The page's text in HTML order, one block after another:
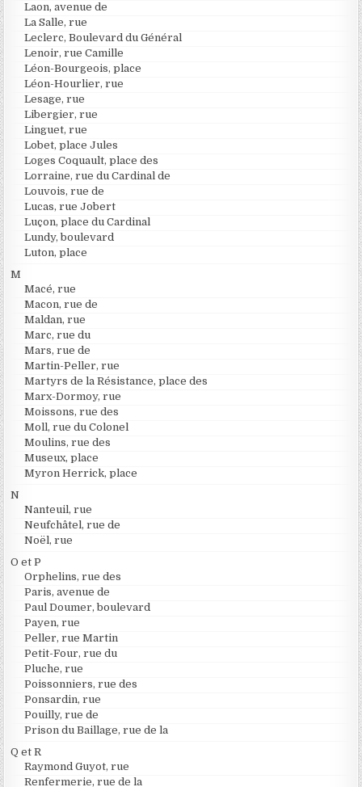
Laon, avenue de
La Salle, rue
Leclerc, Boulevard du Général
Lenoir, rue Camille
Léon-Bourgeois, place
Léon-Hourlier, rue
Lesage, rue
Libergier, rue
Linguet, rue
Lobet, place Jules
Loges Coquault, place des
Lorraine, rue du Cardinal de
Louvois, rue de
Lucas, rue Jobert
Luçon, place du Cardinal
Lundy, boulevard
Luton, place
M
Macé, rue
Macon, rue de
Maldan, rue
Marc, rue du
Mars, rue de
Martin-Peller, rue
Martyrs de la Résistance, place des
Marx-Dormoy, rue
Moissons, rue des
Moll, rue du Colonel
Moulins, rue des
Museux, place
Myron Herrick, place
N
Nanteuil, rue
Neufchâtel, rue de
Noël, rue
O et P
Orphelins, rue des
Paris, avenue de
Paul Doumer, boulevard
Payen, rue
Peller, rue Martin
Petit-Four, rue du
Pluche, rue
Poissonniers, rue des
Ponsardin, rue
Pouilly, rue de
Prison du Baillage, rue de la
Q et R
Raymond Guyot, rue
Renfermerie, rue de la